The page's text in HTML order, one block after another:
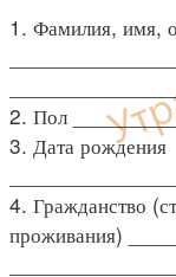
1. Фамилия, имя,
2. Пол
3. Дата рождения
4. Гражданство
проживания)